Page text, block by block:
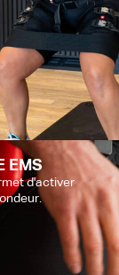
EMS
d'activer